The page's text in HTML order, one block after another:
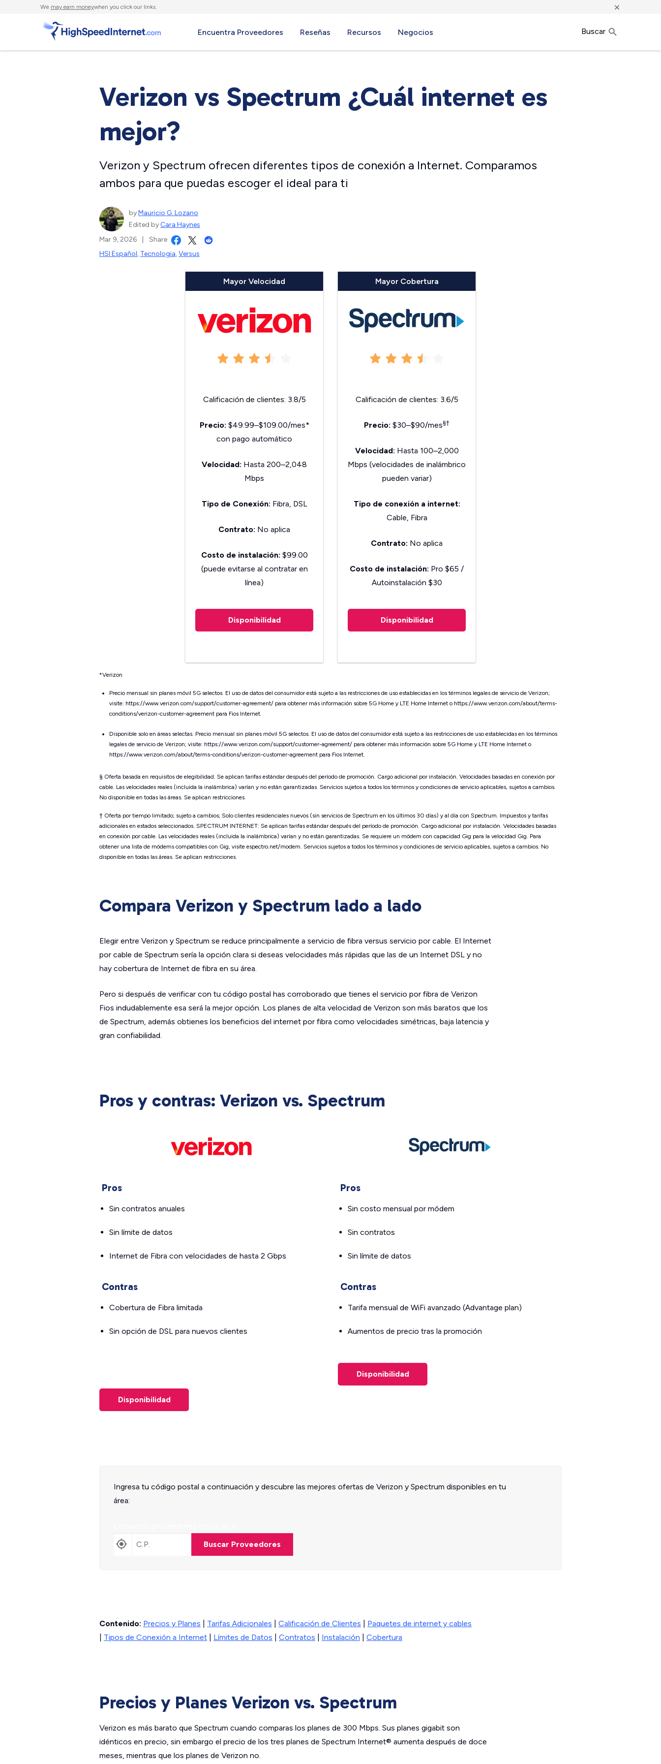
We may earn moneywhen you click our links. ×
Encuentra Proveedores Reseñas Recursos Negocios Buscar
Verizon vs Spectrum ¿Cuál internet es
mejor?
Verizon y Spectrum ofrecen diferentes tipos de conexión a Internet. Comparamos
ambos para que puedas escoger el ideal para ti
byMauricio G. Lozano
Edited by Cara Haynes
Mar 9, 2026
Share
HSI Español, Tecnologia,Versus
Mayor Velocidad
Calificación de clientes: 3.8/5
Precio: $49.99–$109.00/mes*
con pago automático
Velocidad: Hasta 200–2,048
Mbps
Tipo de Conexión: Fibra, DSL
Contrato: No aplica
Costo de instalación: $99.00
(puede evitarse al contratar en
línea)
Disponibilidad
Mayor Cobertura
Calificación de clientes: 3.6/5
Precio: $30–$90/mes§†
Velocidad: Hasta 100–2,000
Mbps (velocidades de inalámbrico
pueden variar)
Tipo de conexión a internet:
Cable, Fibra
Contrato: No aplica
Costo de instalación: Pro $65 /
Autoinstalación $30
Disponibilidad
*Verizon
Precio mensual sin planes móvil 5G selectos. El uso de datos del consumidor está sujeto a las restricciones de uso establecidas en los términos legales de servicio de Verizon;
visite: https://www.verizon.com/support/customer-agreement/ para obtener más información sobre 5G Home y LTE Home Internet o https://www.verizon.com/about/terms-
conditions/verizon-customer-agreement para Fios Internet.
Disponible solo en áreas selectas. Precio mensual sin planes móvil 5G selectos. El uso de datos del consumidor está sujeto a las restricciones de uso establecidas en los términos
legales de servicio de Verizon; visite: https://www.verizon.com/support/customer-agreement/ para obtener más información sobre 5G Home y LTE Home Internet o
https://www.verizon.com/about/terms-conditions/verizon-customer-agreement para Fios Internet.
§ Oferta basada en requisitos de elegibilidad. Se aplican tarifas estándar después del período de promoción. Cargo adicional por instalación. Velocidades basadas en conexión por
cable. Las velocidades reales (incluida la inalámbrica) varían y no están garantizadas. Servicios sujetos a todos los términos y condiciones de servicio aplicables, sujetos a cambios.
No disponible en todas las áreas. Se aplican restricciones.
† Oferta por tiempo limitado; sujeto a cambios; Solo clientes residenciales nuevos (sin servicios de Spectrum en los últimos 30 días) y al día con Spectrum. Impuestos y tarifas
adicionales en estados seleccionados. SPECTRUM INTERNET: Se aplican tarifas estándar después del período de promoción. Cargo adicional por instalación. Velocidades basadas
en conexión por cable. Las velocidades reales (incluida la inalámbrica) varían y no están garantizadas. Se requiere un módem con capacidad Gig para la velocidad Gig. Para
obtener una lista de módems compatibles con Gig, visite espectro.net/modem. Servicios sujetos a todos los términos y condiciones de servicio aplicables, sujetos a cambios. No
disponible en todas las áreas. Se aplican restricciones.
Compara Verizon y Spectrum lado a lado
Elegir entre Verizon y Spectrum se reduce principalmente a servicio de fibra versus servicio por cable. El Internet
por cable de Spectrum sería la opción clara si deseas velocidades más rápidas que las de un Internet DSL y no
hay cobertura de Internet de fibra en su área.
Pero si después de verificar con tu código postal has corroborado que tienes el servicio por fibra de Verizon
Fios indudablemente esa será la mejor opción. Los planes de alta velocidad de Verizon son más baratos que los
de Spectrum, además obtienes los beneficios del internet por fibra como velocidades simétricas, baja latencia y
gran confiabilidad.
Pros y contras: Verizon vs. Spectrum
Pros
Sin contratos anuales
Sin límite de datos
Internet de Fibra con velocidades de hasta 2 Gbps
Contras
Cobertura de Fibra limitada
Sin opción de DSL para nuevos clientes
Disponibilidad
Pros
Sin costo mensual por módem
Sin contratos
Sin límite de datos
Contras
Tarifa mensual de WiFi avanzado (Advantage plan)
Aumentos de precio tras la promoción
Disponibilidad
Ingresa tu código postal a continuación y descubre las mejores ofertas de Verizon y Spectrum disponibles en tu
área:
Buscar Proveedores
Contenido: Precios y Planes Tarifas Adicionales Calificación de Clientes
Paquetes de internet y cables
Tipos de Conexión a Internet Límites de Datos Contratos Instalación Cobertura
Precios y Planes Verizon vs. Spectrum
Verizon es más barato que Spectrum cuando comparas los planes de 300 Mbps. Sus planes gigabit son
idénticos en precio, sin embargo el precio de los tres planes de Spectrum Internet® aumenta después de doce
meses, mientras que los planes de Verizon no.